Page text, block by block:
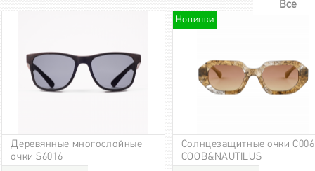
Все
Деревянные многослойные
очки S6016
Новинки
Солнцезащитные очки C006
COOB&NAUTILUS